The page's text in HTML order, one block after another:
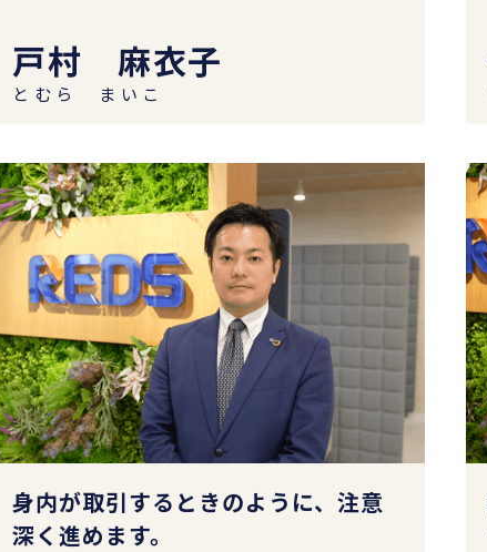
戸村 麻衣子
とむら まいこ
身内が取引するときのように、注意
深く進めます。